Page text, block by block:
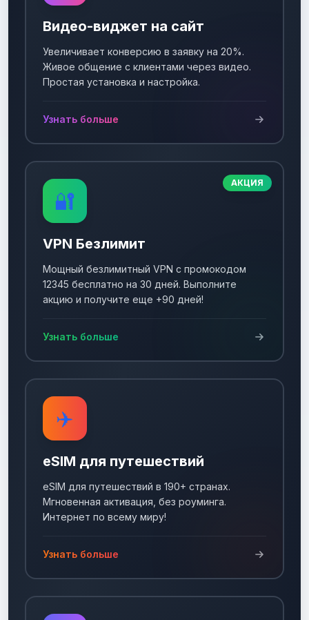
Видео-виджет на сайт
Увеличивает конверсию в заявку на 20%.
Живое общение с клиентами через видео.
Простая установка и настройка.
Узнать больше
АКЦИЯ
🔐
VPN Безлимит
Мощный безлимитный VPN с промокодом
12345 бесплатно на 30 дней. Выполните
акцию и получите еще +90 дней!
Узнать больше
✈️
eSIM для путешествий
eSIM для путешествий в 190+ странах.
Мгновенная активация, без роуминга.
Интернет по всему миру!
Узнать больше